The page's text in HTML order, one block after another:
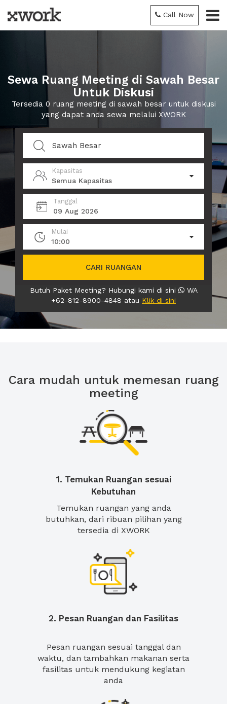
Call Now
Sewa Ruang Meeting di Sawah Besar
Untuk Diskusi
Tersedia 0 ruang meeting di sawah besar untuk diskusi
yang dapat anda sewa melalui XWORK
Kapasitas
Semua Kapasitas
Tanggal
09 Aug 2026
Mulai
10:00
CARI RUANGAN
Butuh Paket Meeting? Hubungi kami di sini
WA
+62-812-8900-4848 atau Klik di sini
Cara mudah untuk memesan ruang
meeting
1. Temukan Ruangan sesuai
Kebutuhan
Temukan ruangan yang anda
butuhkan, dari ribuan pilihan yang
tersedia di XWORK
2. Pesan Ruangan dan Fasilitas
Pesan ruangan sesuai tanggal dan
waktu, dan tambahkan makanan serta
fasilitas untuk mendukung kegiatan
anda